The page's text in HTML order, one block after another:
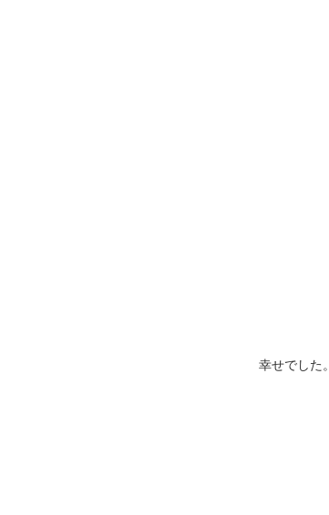
幸せでした。